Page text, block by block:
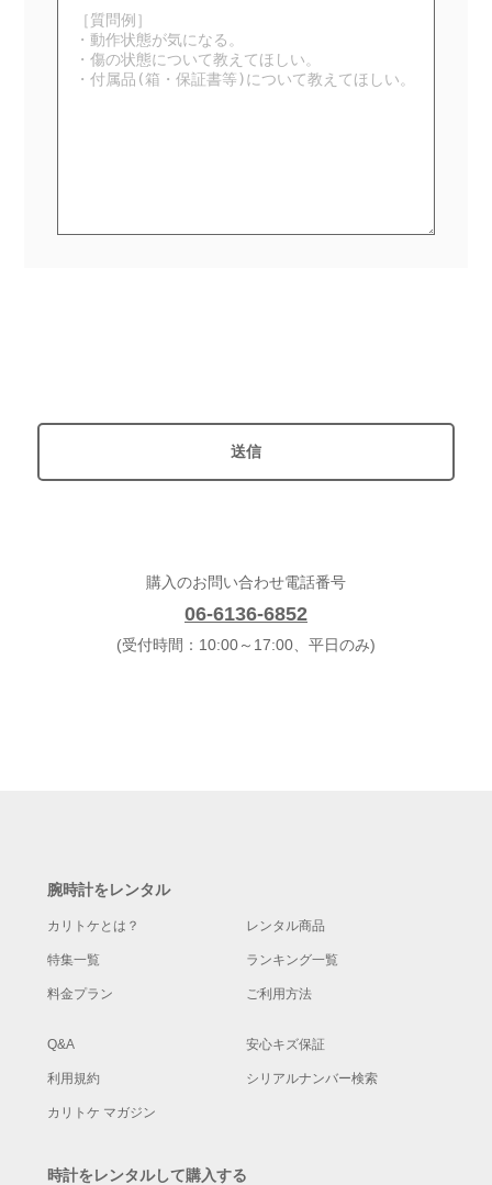
購入のお問い合わせ電話番号
06-6136-6852
(受付時間：10:00～17:00、平日のみ)
腕時計をレンタル
カリトケとは？ レンタル商品
特集一覧 ランキング一覧
料金プラン ご利用方法
Q&A 安心キズ保証
利用規約 シリアルナンバー検索
カリトケ マガジン
時計をレンタルして購入する